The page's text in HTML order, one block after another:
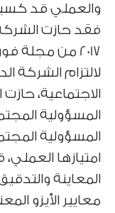
والعملي قد
فقد حازت
2017 من مجلة
لالتزام الشركة
الاجتماعية،
المسؤولية
المسؤولية
امتيازها
المعاينة
معايير الأيزو